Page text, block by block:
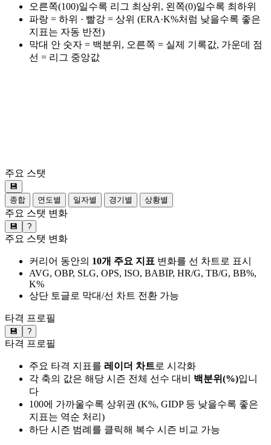
오른쪽(100)일수록 리그 최상위, 왼쪽(0)일수록 최하위
파랑 = 하위 · 빨강 = 상위 (ERA·K%처럼 낮을수록 좋은
지표는 자동 반전)
막대 안 숫자 = 백분위, 오른쪽 = 실제 기록값, 가운데 점
선 = 리그 중앙값
주요 스탯
💾
종합
연도별 일자별 경기별 상황별
주요 스탯 변화
💾 ?
주요 스탯 변화
커리어 동안의 10개 주요 지표 변화를 선 차트로 표시
AVG, OBP, SLG, OPS, ISO, BABIP, HR/G, TB/G, BB%,
K%
상단 토글로 막대/선 차트 전환 가능
타격 프로필
💾 ?
타격 프로필
주요 타격 지표를 레이더 차트로 시각화
각 축의 값은 해당 시즌 전체 선수 대비 백분위(%)입니
다
100에 가까울수록 상위권 (K%, GIDP 등 낮을수록 좋은
지표는 역순 처리)
하단 시즌 범례를 클릭해 복수 시즌 비교 가능